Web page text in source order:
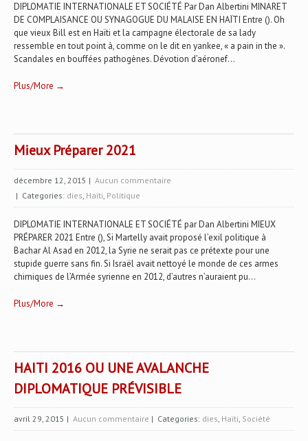
DIPLOMATIE INTERNATIONALE ET SOCIÉTÉ Par Dan Albertini MINARET
DE COMPLAISANCE OU SYNAGOGUE DU MALAISE EN HAÏTI Entre (). Oh
que vieux Bill est en Haïti et la campagne électorale de sa lady
ressemble en tout point à, comme on le dit en yankee, « a pain in the ».
Scandales en bouffées pathogènes. Dévotion d’aéronef...
Plus/More →
Mieux Préparer 2021
décembre 12, 2015 | Aucun commentaire
| Categories: dies, Haïti, Politique
DIPLOMATIE INTERNATIONALE ET SOCIÉTÉ par Dan Albertini MIEUX
PRÉPARER 2021 Entre (), Si Martelly avait proposé l’exil politique à
Bachar Al Asad en 2012, la Syrie ne serait pas ce prétexte pour une
stupide guerre sans fin. Si Israël avait nettoyé le monde de ces armes
chimiques de l’Armée syrienne en 2012, d’autres n’auraient pu...
Plus/More →
HAITI 2016 OU UNE AVALANCHE
DIPLOMATIQUE PRÉVISIBLE
avril 29, 2015 | Aucun commentaire | Categories: dies, Haïti, Société